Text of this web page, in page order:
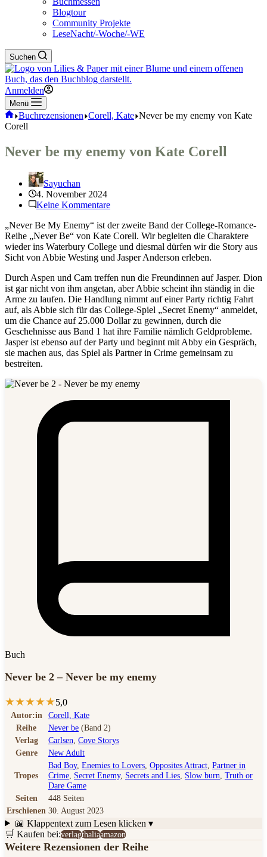
Blogtour
Community Projekte
LeseNacht/-Woche/-WE
Suchen
Anmelden
Menü
Start
Buchrezensionen Corell, Kate Never be my enemy von Kate
Corell
Never be my enemy von Kate Corell
Sayuchan
4. November 2024
Keine Kommentare
„Never Be My Enemy“ ist der zweite Band der College-Romance-
Reihe „Never Be“ von Kate Corell. Wir begleiten die Charaktere
wieder ins Waterbury College und diesmal dürfen wir die Story aus
Sicht von Abbie Westing und Jasper Anderson erleben.
Durch Aspen und Cam treffen nun die Freundinnen auf Jasper. Dion
ist gar nicht von ihm angetan, aber Abbie scheint ihn ständig in die
Arme zu laufen. Die Handlung nimmt auf einer Party richtig Fahrt
auf, als Abbie sich für das College-Spiel „Secret Enemy“ anmeldet,
um die Chance auf 25.000 Dollar zu gewinnen, durch die
Geschehnisse aus Band 1 hat ihre Familie nämlich Geldprobleme.
Jasper ist ebenso auf der Party und beginnt mit Abby ein Gespräch,
sie machen aus, das Spiel als Partner in Crime gemeinsam zu
bestreiten.
Buch
Never be 2 – Never be my enemy
★★★★★5,0
Autor:in
Corell, Kate
Reihe
Never be (Band 2)
Verlag
Carlsen Cove Storys
Genre
New Adult
Tropes
Bad Boy, Enemies to Lovers Opposites Attract Partner in
Crime Secret Enemy, Secrets and Lies Slow burn Truth or
Dare Game
Seiten
448 Seiten
Erschienen 30. August 2023
📖 Klappentext zum Lesen klicken ▾
🛒 Kaufen bei:verlagthaliaamazon
Weitere Rezensionen der Reihe